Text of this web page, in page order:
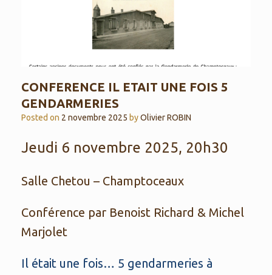
CONFERENCE IL ETAIT UNE FOIS 5
GENDARMERIES
Posted on 2 novembre 2025 byOlivier ROBIN
Jeudi 6 novembre 2025, 20h30
Salle Chetou – Champtoceaux
Conférence par Benoist Richard & Michel
Marjolet
Il était une fois… 5 gendarmeries à